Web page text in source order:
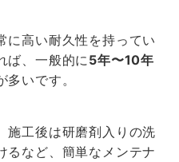
に高い耐久性を持ってい
ば、一般的に5年〜10年
いです。
施工後は研磨剤入りの洗
るなど、簡単なメンテナ